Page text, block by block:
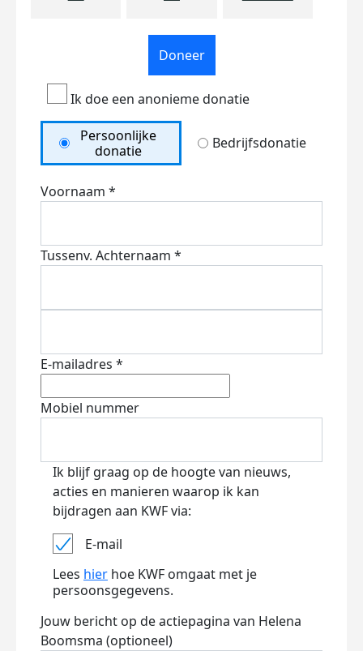
Doneer
Ik doe een anonieme donatie
Persoonlijke
donatie
Bedrijfsdonatie
Voornaam *
Tussenv. Achternaam *
E-mailadres *
Mobiel nummer
Ik blijf graag op de hoogte van nieuws,
acties en manieren waarop ik kan
bijdragen aan KWF via:
E-mail
Lees hier hoe KWF omgaat met je
persoonsgegevens.
Jouw bericht op de actiepagina van Helena
Boomsma (optioneel)